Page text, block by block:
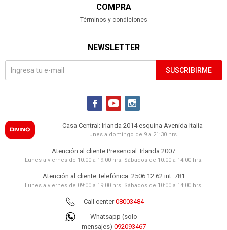
COMPRA
Términos y condiciones
NEWSLETTER
SUSCRIBIRME
  
Casa Central: Irlanda 2014 esquina Avenida Italia
Lunes a domingo de 9 a 21:30 hrs.
Atención al cliente Presencial: Irlanda 2007
Lunes a viernes de 10:00 a 19:00 hrs. Sábados de 10:00 a 14:00 hrs.
Atención al cliente Telefónica: 2506 12 62 int. 781
Lunes a viernes de 09:00 a 19:00 hrs. Sábados de 10:00 a 14:00 hrs.
Call center08003484
Whatsapp (solo
mensajes) 092093467